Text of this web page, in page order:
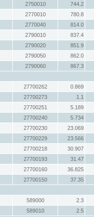
2750010
744.2
2770010
780.8
2770040
814.0
2790010
837.4
2790020
851.9
2790050
862.0
2790060
867.3
27700262
0.869
27700273
1.1
27700251
5.189
27700240
5.734
27700230
23.069
27700229
23.566
27700218
30.907
27700193
31.47
27700160
36.825
27700150
37.35
589000
2.3
589010
2.5